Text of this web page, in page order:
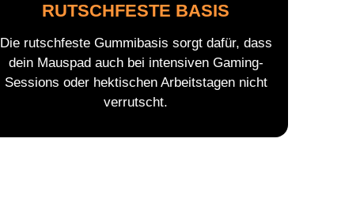
RUTSCHFESTE BASIS
Die rutschfeste Gummibasis sorgt dafür, dass
dein Mauspad auch bei intensiven Gaming-
Sessions oder hektischen Arbeitstagen nicht
verrutscht.